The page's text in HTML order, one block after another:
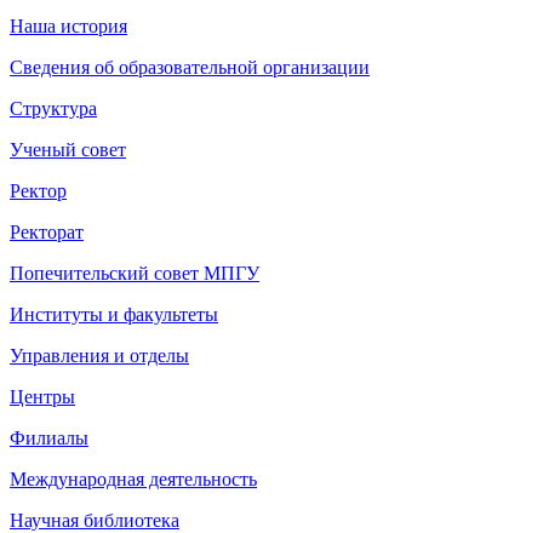
Наша история
Сведения об образовательной организации
Структура
Ученый совет
Ректор
Ректорат
Попечительский совет МПГУ
Институты и факультеты
Управления и отделы
Центры
Филиалы
Международная деятельность
Научная библиотека